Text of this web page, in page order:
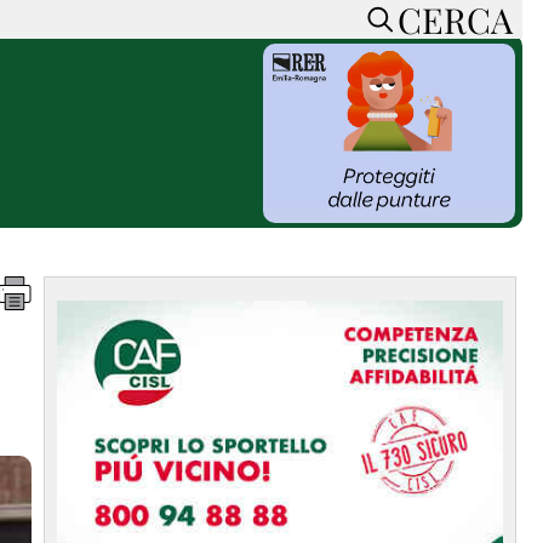
CERCA
ACCEDI o REGISTRATI
SOSTIENI LA PRESSA
CONOSCI LA PRESSA
PRIVACY POLICY
MAPPA DEL SITO
NORMATIVE
DEONTOLOGICHE
CERCA